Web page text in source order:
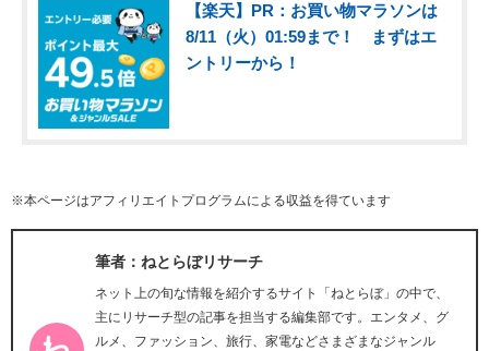
【楽天】PR：お買い物マラソンは
8/11（火）01:59まで！ まずはエ
ントリーから！
※本ページはアフィリエイトプログラムによる収益を得ています
筆者：ねとらぼリサーチ
ネット上の旬な情報を紹介するサイト「ねとらぼ」の中で、
主にリサーチ型の記事を担当する編集部です。エンタメ、グ
ルメ、ファッション、旅行、家電などさまざまなジャンル